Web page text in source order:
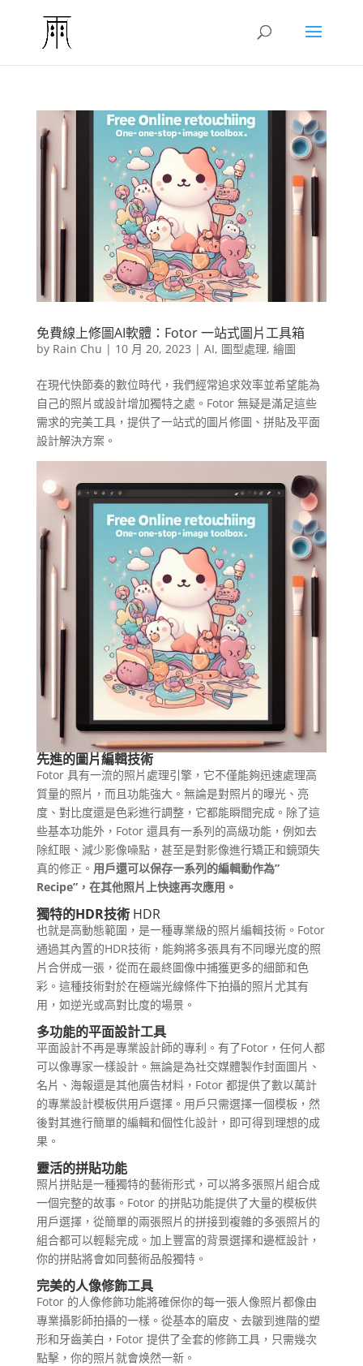
免費線上修圖AI軟體：Fotor 一站式圖片工具箱
by Rain Chu | 10 月 20, 2023 | AI, 圖型處理, 繪圖
在現代快節奏的數位時代，我們經常追求效率並希望能為
自己的照片或設計增加獨特之處。Fotor 無疑是滿足這些
需求的完美工具，提供了一站式的圖片修圖、拼貼及平面
設計解決方案。
先進的圖片編輯技術
Fotor 具有一流的照片處理引擎，它不僅能夠迅速處理高
質量的照片，而且功能強大。無論是對照片的曝光、亮
度、對比度還是色彩進行調整，它都能瞬間完成。除了這
些基本功能外，Fotor 還具有一系列的高級功能，例如去
除紅眼、減少影像噪點，甚至是對影像進行矯正和鏡頭失
真的修正。 用戶還可以保存一系列的編輯動作為”
Recipe”，在其他照片上快速再次應用。
獨特的HDR技術HDR
也就是高動態範圍，是一種專業級的照片編輯技術。Fotor
通過其內置的HDR技術，能夠將多張具有不同曝光度的照
片合併成一張，從而在最終圖像中捕獲更多的細節和色
彩。這種技術對於在極端光線條件下拍攝的照片尤其有
用，如逆光或高對比度的場景。
多功能的平面設計工具
平面設計不再是專業設計師的專利。有了Fotor，任何人都
可以像專家一樣設計。無論是為社交媒體製作封面圖片、
名片、海報還是其他廣告材料，Fotor 都提供了數以萬計
的專業設計模板供用戶選擇。用戶只需選擇一個模板，然
後對其進行簡單的編輯和個性化設計，即可得到理想的成
果。
靈活的拼貼功能
照片拼貼是一種獨特的藝術形式，可以將多張照片組合成
一個完整的故事。Fotor 的拼貼功能提供了大量的模板供
用戶選擇，從簡單的兩張照片的拼接到複雜的多張照片的
組合都可以輕鬆完成。加上豐富的背景選擇和邊框設計，
你的拼貼將會如同藝術品般獨特。
完美的人像修飾工具
Fotor 的人像修飾功能將確保你的每一張人像照片都像由
專業攝影師拍攝的一樣。從基本的磨皮、去皺到進階的塑
形和牙齒美白，Fotor 提供了全套的修飾工具，只需幾次
點擊，你的照片就會焕然一新。